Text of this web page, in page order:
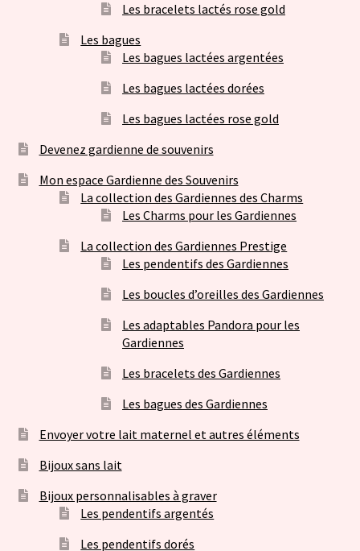
Les bracelets lactés rose gold
Les bagues
Les bagues lactées argentées
Les bagues lactées dorées
Les bagues lactées rose gold
Devenez gardienne de souvenirs
Mon espace Gardienne des Souvenirs
La collection des Gardiennes des Charms
Les Charms pour les Gardiennes
La collection des Gardiennes Prestige
Les pendentifs des Gardiennes
Les boucles d’oreilles des Gardiennes
Les adaptables Pandora pour les
Gardiennes
Les bracelets des Gardiennes
Les bagues des Gardiennes
Envoyer votre lait maternel et autres éléments
Bijoux sans lait
Bijoux personnalisables à graver
Les pendentifs argentés
Les pendentifs dorés